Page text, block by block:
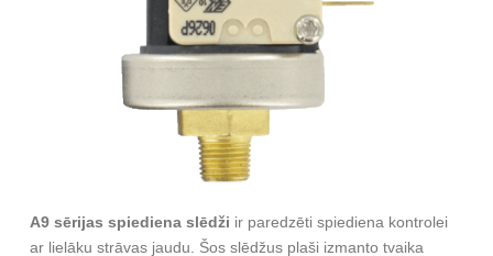
A9 sērijas spiediena slēdži ir paredzēti spiediena kontrolei
ar lielāku strāvas jaudu. Šos slēdžus plaši izmanto tvaika